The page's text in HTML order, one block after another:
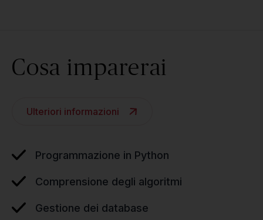
Cosa imparerai
Ulteriori informazioni
Programmazione in Python
Comprensione degli algoritmi
Gestione dei database